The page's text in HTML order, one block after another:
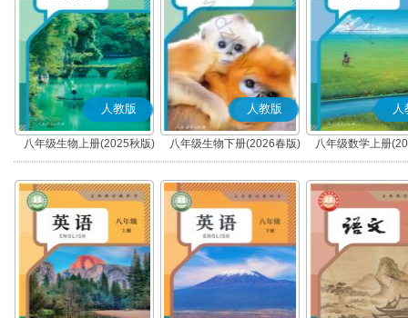
人教版
八年级生物上册(2025秋版)
人教版
八年级生物下册(2026春版)
人
八年级数学上册